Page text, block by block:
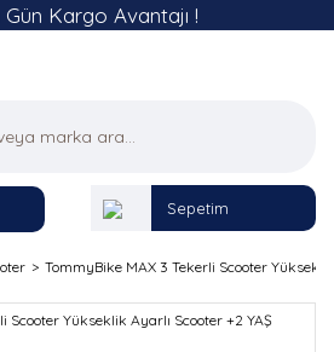
Kargo Avantajı !
Sepetim
TommyBike MAX 3 Tekerli Scooter